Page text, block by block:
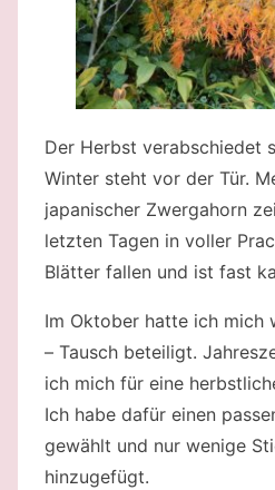
Der Herbst verabschiedet
Winter steht vor der Tür.
japanischer Zwergahorn
letzten Tagen in voller
Blätter fallen und ist fast
Im Oktober hatte ich mich
– Tausch beteiligt.
ich mich für eine
Ich habe dafür einen
gewählt und nur wenige
hinzugefügt.